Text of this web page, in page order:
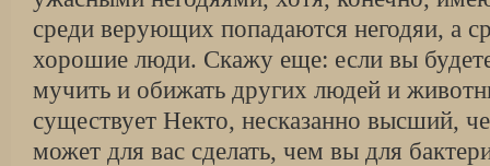
среди верующих попадаются негодяи, а
хорошие люди. Скажу еще: если вы
мучить и обижать других людей и
существует Некто, несказанно высший,
может для вас сделать, чем вы для